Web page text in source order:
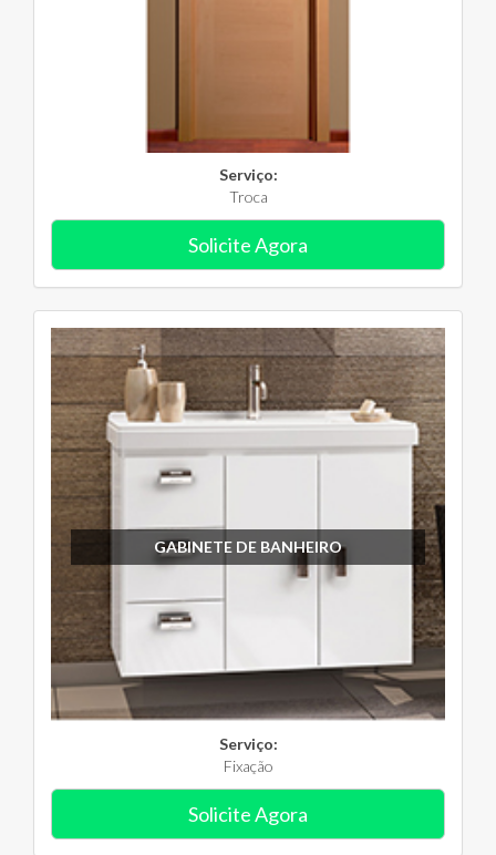
Serviço:
Troca
Solicite Agora
GABINETE DE BANHEIRO
Serviço:
Fixação
Solicite Agora